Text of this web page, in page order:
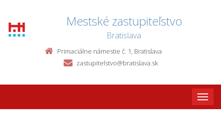
Mestské zastupiteľstvo
Bratislava
Primaciálne námestie č. 1, Bratislava
zastupitelstvo@bratislava.sk
Toggle